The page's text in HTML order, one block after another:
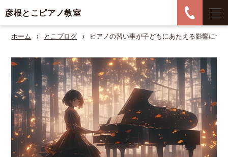
彦根とこピアノ教室
ホーム とこブログ ピアノの習い事が子どもにあたえる影響につ